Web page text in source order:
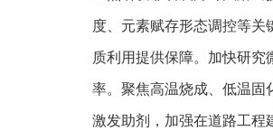
度、元素赋存形态调控等
质利用提供保障。加快研
率。聚焦高温烧成、低温固
激发助剂，加强在道路工程